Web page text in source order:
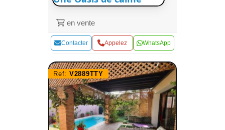
en vente
Contacter Appelez WhatsApp
Ref: V2889TTY